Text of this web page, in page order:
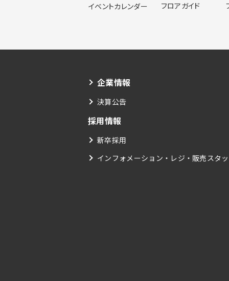
イベントカレンダー フロアガイド
企業情報
決算公告
採用情報
新卒採用
インフォメーション・レジ・販売スタ